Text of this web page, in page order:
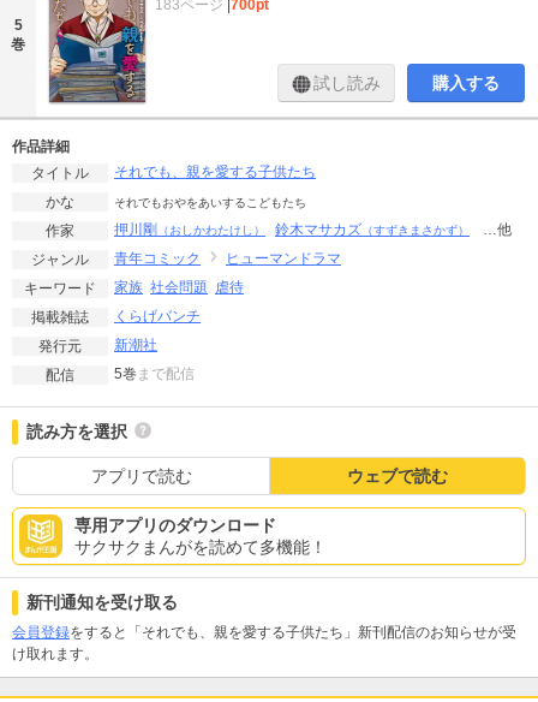
5
巻
183ページ |700pt
試し読み 購入する
作品詳細
タイトル
それでも、親を愛する子供たち
かな
それでもおやをあいするこどもたち
作家 押川剛 （おしかわたけし） 鈴木マサカズ （すずきまさかず）
…他
ジャンル
青年コミック
ヒューマンドラマ
キーワード
家族 社会問題 虐待
掲載雑誌
くらげバンチ
発行元
新潮社
配信
5巻 まで配信
読み方を選択
アプリで読む ウェブで読む
専用アプリのダウンロード
サクサクまんがを読めて多機能！
新刊通知を受け取る
会員登録をすると「それでも、親を愛する子供たち」新刊配信のお知らせが受
け取れます。